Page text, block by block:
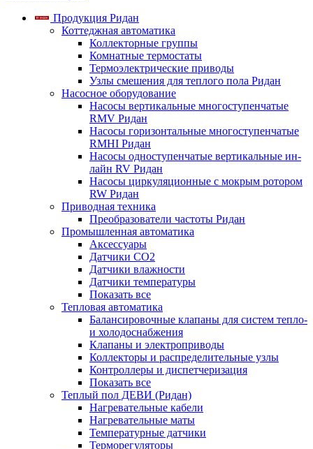
Продукция Ридан
Коттеджная автоматика
Коллекторные группы
Комнатные термостаты
Термоэлектрические приводы
Узлы смешения для теплого пола Ридан
Насосное оборудование
Насосы вертикальные многоступенчатые
RMV Ридан
Насосы горизонтальные многоступенчатые
RMHI Ридан
Насосы одноступенчатые вертикальные ин-
лайн RV Ридан
Насосы циркуляционные с мокрым ротором
RW Ридан
Приводная техника
Преобразователи частоты Ридан
Промышленная автоматика
Аксессуары
Датчики CO2
Датчики влажности
Датчики температуры
Показать все
Тепловая автоматика
Балансировочные клапаны для систем тепло-
и холодоснабжения
Клапаны и электроприводы
Коллекторы и распределительные узлы
Контроллеры и диспетчеризация
Показать все
Теплый пол ДЕВИ (Ридан)
Нагревательные кабели
Нагревательные маты
Температурные датчики
Терморегуляторы